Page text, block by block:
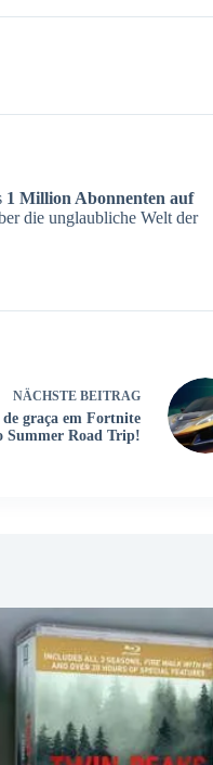
1 Million Abonnenten auf
die unglaubliche Welt der
NÄCHSTE BEITRAG
graça em Fortnite
Summer Road Trip!